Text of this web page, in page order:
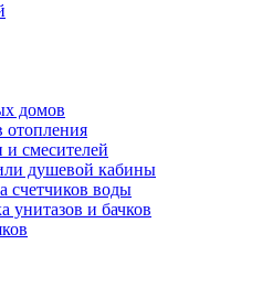
домов
отопления
и смесителей
душевой кабины
счетчиков воды
унитазов и бачков